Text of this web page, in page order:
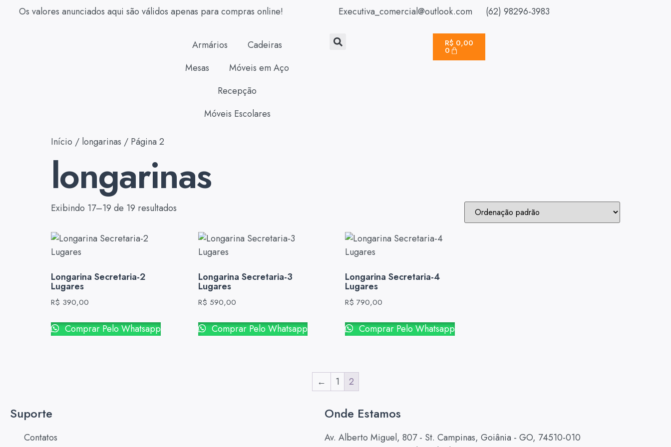
Os valores anunciados aqui são válidos apenas para compras online! Executiva_comercial@outlook.com (62) 98296-3983
Armários
Cadeiras
Mesas
Móveis em Aço
Recepção
Móveis Escolares
R$0,00
0
Início / longarinas / Página 2
longarinas
Exibindo 17–19 de 19 resultados
Longarina Secretaria-2
Lugares
R$ 390,00
Comprar Pelo Whatsapp
Longarina Secretaria-3
Lugares
R$ 590,00
Comprar Pelo Whatsapp
Longarina Secretaria-4
Lugares
R$ 790,00
Comprar Pelo Whatsapp
← 1 2
Suporte
Contatos
Onde Estamos
Av. Alberto Miguel, 807 - St. Campinas, Goiânia - GO, 74510-010